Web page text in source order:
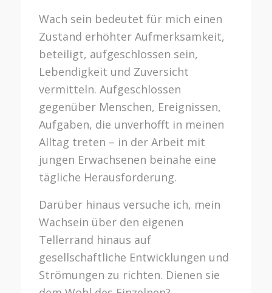
Wach sein bedeutet für mich einen
Zustand erhöhter Aufmerksamkeit,
beteiligt, aufgeschlossen sein,
Lebendigkeit und Zuversicht
vermitteln. Aufgeschlossen
gegenüber Menschen, Ereignissen,
Aufgaben, die unverhofft in meinen
Alltag treten – in der Arbeit mit
jungen Erwachsenen beinahe eine
tägliche Herausforderung.
Darüber hinaus versuche ich, mein
Wachsein über den eigenen
Tellerrand hinaus auf
gesellschaftliche Entwicklungen und
Strömungen zu richten. Dienen sie